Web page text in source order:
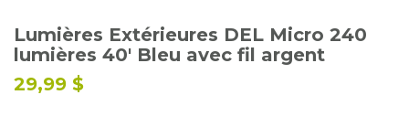
Nous joindre
Lumières Extérieures DEL Micro 240
lumières 40' Bleu avec fil argent
29,99 $